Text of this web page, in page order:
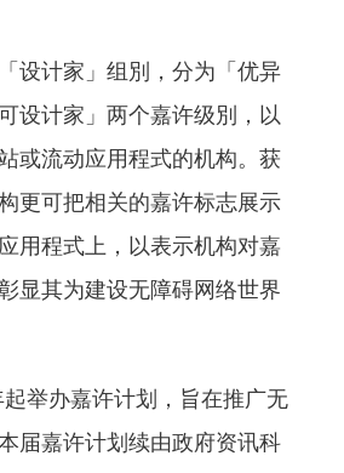
设计家」组別，分为「优异
设计家」两个嘉许级別，以
或流动应用程式的机构。获
更可把相关的嘉许标志展示
用程式上，以表示机构对嘉
显其为建设无障碍网络世界
举办嘉许计划，旨在推广无
届嘉许计划续由政府资讯科